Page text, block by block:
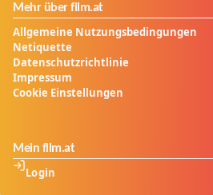
Mehr über film.at
Allgemeine Nutzungsbedingungen
Netiquette
Datenschutzrichtlinie
Impressum
Cookie Einstellungen
Mein film.at
Login